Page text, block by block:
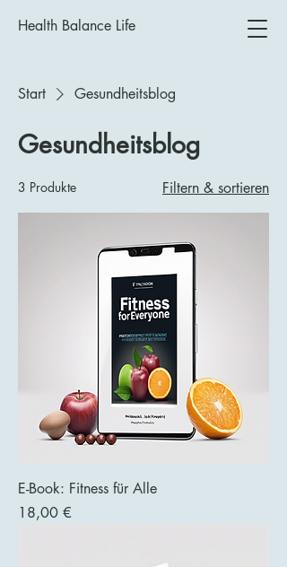
Health Balance Life
Start Gesundheitsblog
Gesundheitsblog
3 Produkte Filtern & sortieren
E-Book: Fitness für Alle
Preis
18,00 €